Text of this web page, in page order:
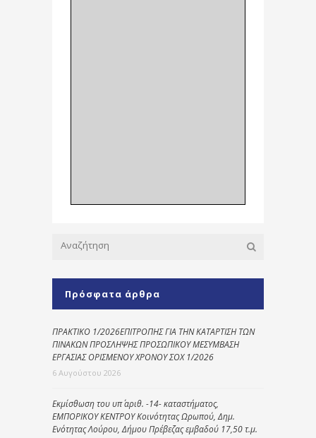
Πρόσφατα άρθρα
ΠΡΑΚΤΙΚΟ 1/2026ΕΠΙΤΡΟΠΗΣ ΓΙΑ ΤΗΝ ΚΑΤΑΡΤΙΣΗ ΤΩΝ
ΠΙΝΑΚΩΝ ΠΡΟΣΛΗΨΗΣ ΠΡΟΣΩΠΙΚΟΥ ΜΕΣΥΜΒΑΣΗ
ΕΡΓΑΣΙΑΣ ΟΡΙΣΜΕΝΟΥ ΧΡΟΝΟΥ ΣΟΧ 1/2026
6 Αυγούστου 2026
Εκμίσθωση του υπ΄ αριθ. -14- καταστήματος,
ΕΜΠΟΡΙΚΟΥ ΚΕΝΤΡΟΥ Κοινότητας Ωρωπού, Δημ.
Ενότητας Λούρου, Δήμου Πρέβεζας εμβαδού 17,50 τ.μ.